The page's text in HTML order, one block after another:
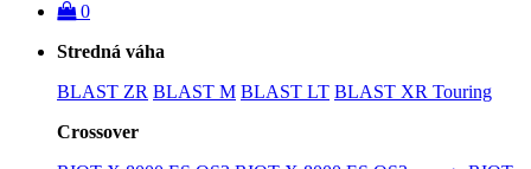
0
Stredná váha
BLAST ZR BLAST M BLAST LT BLAST XR Touring
Crossover